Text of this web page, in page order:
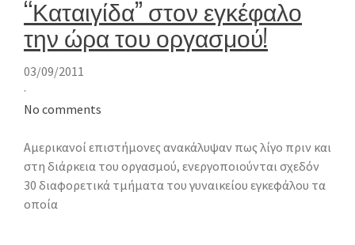
“Καταιγίδα” στον εγκέφαλο
την ώρα του οργασμού!
03/09/2011
·
No comments
Αμερικανοί επιστήμονες ανακάλυψαν πως λίγο πριν και
στη διάρκεια του οργασμού, ενεργοποιούνται σχεδόν
30 διαφορετικά τμήματα του γυναικείου εγκεφάλου τα
οποία